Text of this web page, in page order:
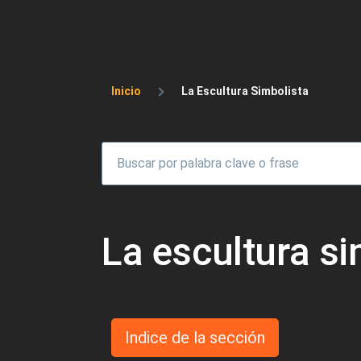
Sobrescribir enlaces
Inicio La Escultura Simbolista
La escultura
Indice de la sección